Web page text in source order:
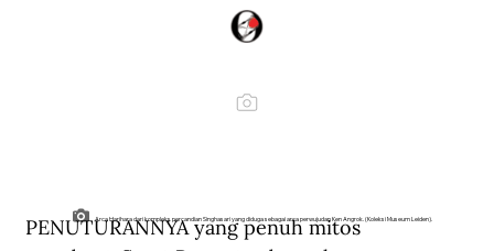
Arca Harihara dari kompleks percandian Singhasari yang diduga sebagai arca perwujudan Ken Angrok. (Koleksi Museum Leiden).
PENUTURANNYA yang penuh mitos